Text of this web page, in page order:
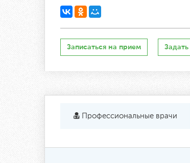
Записаться на прием
Профессиональные врачи